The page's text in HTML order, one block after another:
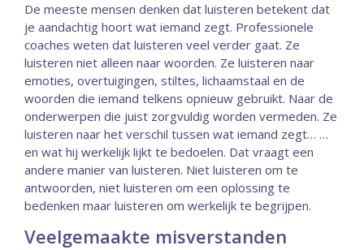
De meeste mensen denken dat luisteren betekent dat
je aandachtig hoort wat iemand zegt. Professionele
coaches weten dat luisteren veel verder gaat. Ze
luisteren niet alleen naar woorden. Ze luisteren naar
emoties, overtuigingen, stiltes, lichaamstaal en de
woorden die iemand telkens opnieuw gebruikt. Naar de
onderwerpen die juist zorgvuldig worden vermeden. Ze
luisteren naar het verschil tussen wat iemand zegt… …
en wat hij werkelijk lijkt te bedoelen. Dat vraagt een
andere manier van luisteren. Niet luisteren om te
antwoorden, niet luisteren om een oplossing te
bedenken maar luisteren om werkelijk te begrijpen.
Veelgemaakte misverstanden